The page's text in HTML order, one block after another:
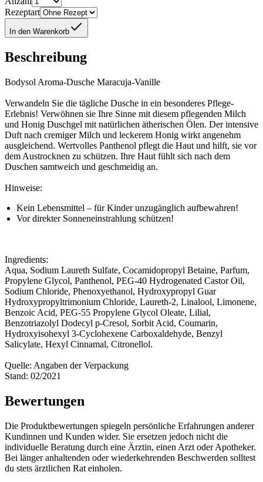
Rezeptart
In den Warenkorb
Beschreibung
Bodysol Aroma-Dusche Maracuja-Vanille
Verwandeln Sie die tägliche Dusche in ein besonderes Pflege-
Erlebnis! Verwöhnen sie Ihre Sinne mit diesem pflegenden Milch
und Honig Duschgel mit natürlichen ätherischen Ölen. Der intensive
Duft nach cremiger Milch und leckerem Honig wirkt angenehm
ausgleichend. Wertvolles Panthenol pflegt die Haut und hilft, sie vor
dem Austrocknen zu schützen. Ihre Haut fühlt sich nach dem
Duschen samtweich und geschmeidig an.
Hinweise:
Kein Lebensmittel – für Kinder unzugänglich aufbewahren!
Vor direkter Sonneneinstrahlung schützen!
Ingredients:
Aqua, Sodium Laureth Sulfate, Cocamidopropyl Betaine, Parfum,
Propylene Glycol, Panthenol, PEG-40 Hydrogenated Castor Oil,
Sodium Chloride, Phenoxyethanol, Hydroxypropyl Guar
Hydroxypropyltrimonium Chloride, Laureth-2, Linalool, Limonene,
Benzoic Acid, PEG-55 Propylene Glycol Oleate, Lilial,
Benzotriazolyl Dodecyl p-Cresol, Sorbit Acid, Coumarin,
Hydroxyisohexyl 3-Cyclohexene Carboxaldehyde, Benzyl
Salicylate, Hexyl Cinnamal, Citronellol.
Quelle: Angaben der Verpackung
Stand: 02/2021
Bewertungen
Die Produktbewertungen spiegeln persönliche Erfahrungen anderer
Kundinnen und Kunden wider. Sie ersetzen jedoch nicht die
individuelle Beratung durch eine Ärztin, einen Arzt oder Apotheker.
Bei länger anhaltenden oder wiederkehrenden Beschwerden solltest
du stets ärztlichen Rat einholen.